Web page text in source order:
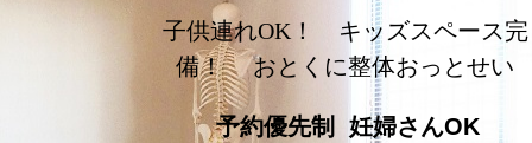
長岡京市の整体【おとく
に整体おっとせい】長岡
京駅と長岡天神駅から徒
子供連れOK！ キッズスペース完
備！ おとくに整体おっとせい
予約優先制 妊婦さんOK